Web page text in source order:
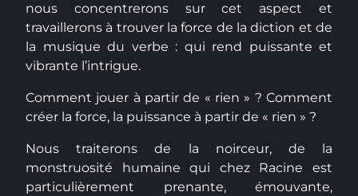
nous concentrerons sur cet aspect et
travaillerons à trouver la force de la diction et de
la musique du verbe : qui rend puissante et
vibrante l’intrigue.
Comment jouer à partir de « rien » ? Comment
créer la force, la puissance à partir de « rien » ?
Nous traiterons de la noirceur, de la
monstruosité humaine qui chez Racine est
particulièrement prenante, émouvante,